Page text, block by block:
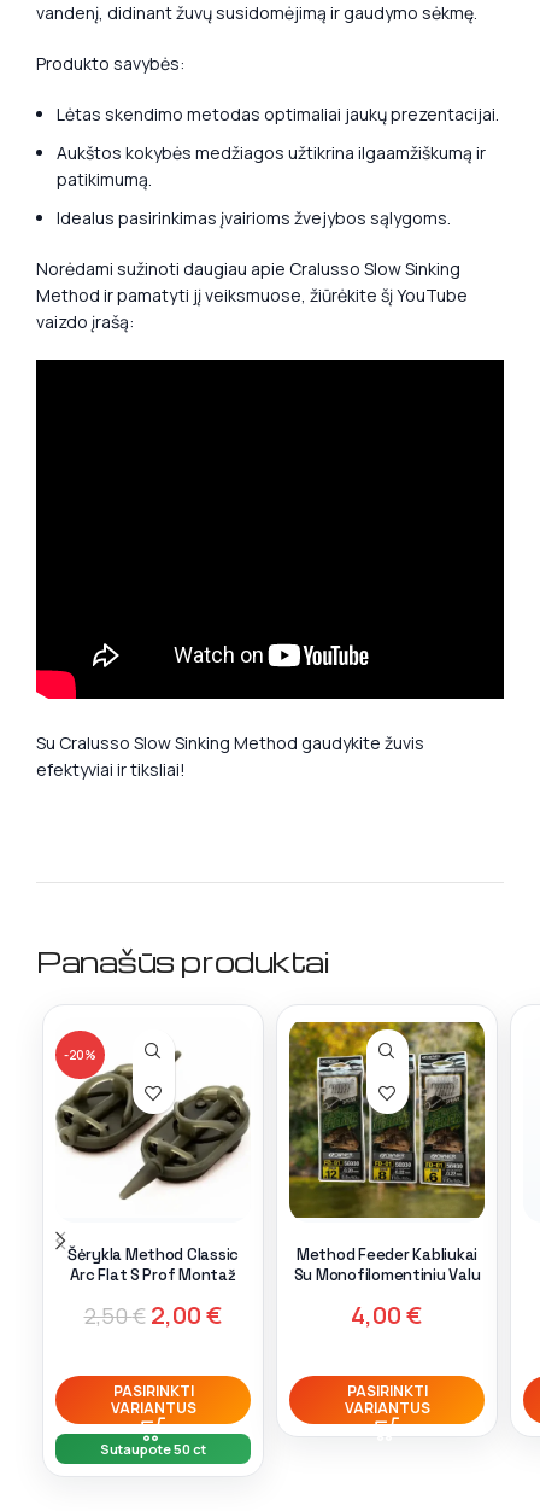
vandenį, didinant žuvų susidomėjimą ir gaudymo sėkmę.
Produkto savybės:
Lėtas skendimo metodas optimaliai jaukų prezentacijai.
Aukštos kokybės medžiagos užtikrina ilgaamžiškumą ir
patikimumą.
Idealus pasirinkimas įvairioms žvejybos sąlygoms.
Norėdami sužinoti daugiau apie Cralusso Slow Sinking
Method ir pamatyti jį veiksmuose, žiūrėkite šį YouTube
vaizdo įrašą:
Su Cralusso Slow Sinking Method gaudykite žuvis
efektyviai ir tiksliai!
Panašūs produktai
-20%
Šėrykla Method Classic
Arc Flat S Prof Montaž
2,50€ 2,00€
PASIRINKTI
VARIANTUS
Sutaupote 50 ct
Method Feeder Kabliukai
Su Monofilomentiniu Valu
4,00€
PASIRINKTI
VARIANTUS